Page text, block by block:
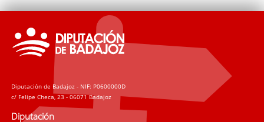
Diputación de Badajoz - NIF: P0600000D
c/ Felipe Checa, 23 - 06071 Badajoz
Diputación